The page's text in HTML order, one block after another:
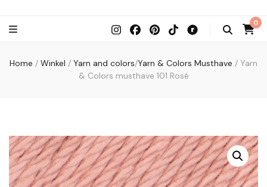
0
Home / Winkel / Yarn and colors/Yarn & Colors Musthave / Yarn
& Colors musthave 101 Rosé